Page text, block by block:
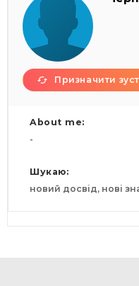
Призначити
About me:
-
Шукаю:
новий досвід, нові